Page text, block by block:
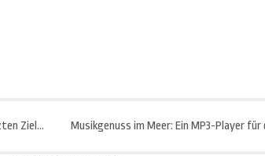
Versteckte Juwelen: Entdecke die unterschätzten Ziele in den Niederlanden